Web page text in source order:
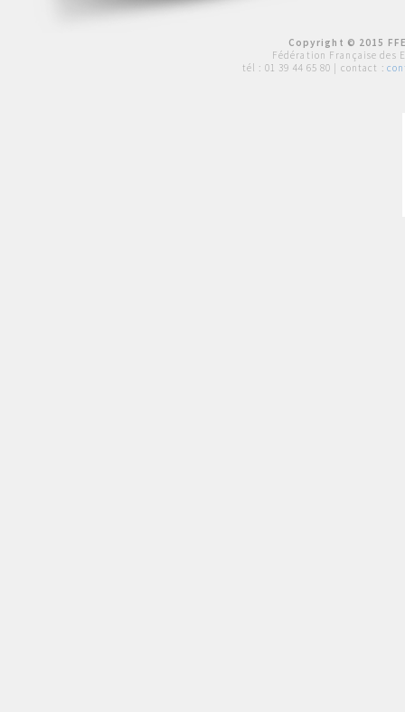
Copyright © 2015
Fédération Française des
tél : 01 39 44 65 80 | contact :